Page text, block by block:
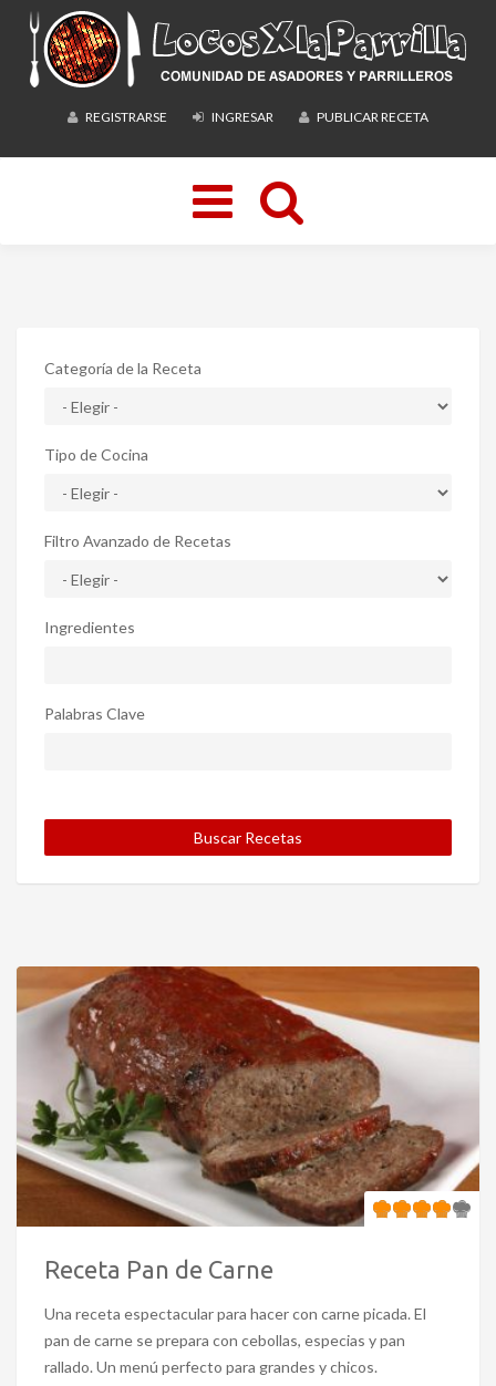
REGISTRARSE INGRESAR PUBLICAR RECETA
Toggle
navigation
Categoría de la Receta
Tipo de Cocina
Filtro Avanzado de Recetas
Ingredientes
Palabras Clave
Buscar Recetas
Receta Pan de Carne
Una receta espectacular para hacer con carne picada. El
pan de carne se prepara con cebollas, especias y pan
rallado. Un menú perfecto para grandes y chicos.